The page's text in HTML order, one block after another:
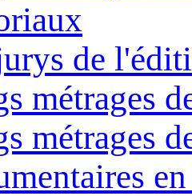
de
métrages
métrages